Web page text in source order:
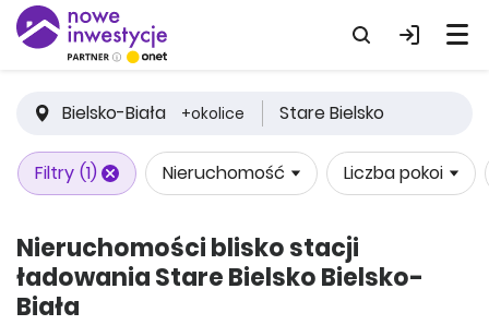
Bielsko-Biała +okolice Stare Bielsko
Filtry (1) Nieruchomość Liczba pokoi
Nieruchomości blisko stacji
ładowania Stare Bielsko Bielsko-
Biała